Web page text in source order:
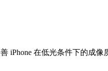
iPhone 在低光条件下的成